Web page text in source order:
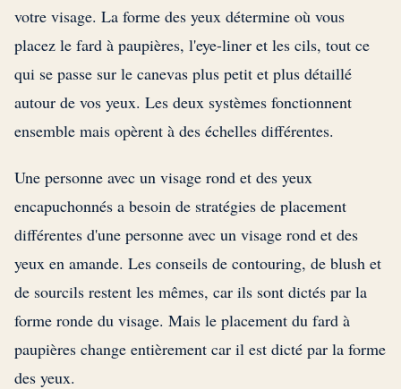
votre visage. La forme des yeux détermine où vous
placez le fard à paupières, l'eye-liner et les cils, tout ce
qui se passe sur le canevas plus petit et plus détaillé
autour de vos yeux. Les deux systèmes fonctionnent
ensemble mais opèrent à des échelles différentes.
Une personne avec un visage rond et des yeux
encapuchonnés a besoin de stratégies de placement
différentes d'une personne avec un visage rond et des
yeux en amande. Les conseils de contouring, de blush et
de sourcils restent les mêmes, car ils sont dictés par la
forme ronde du visage. Mais le placement du fard à
paupières change entièrement car il est dicté par la forme
des yeux.